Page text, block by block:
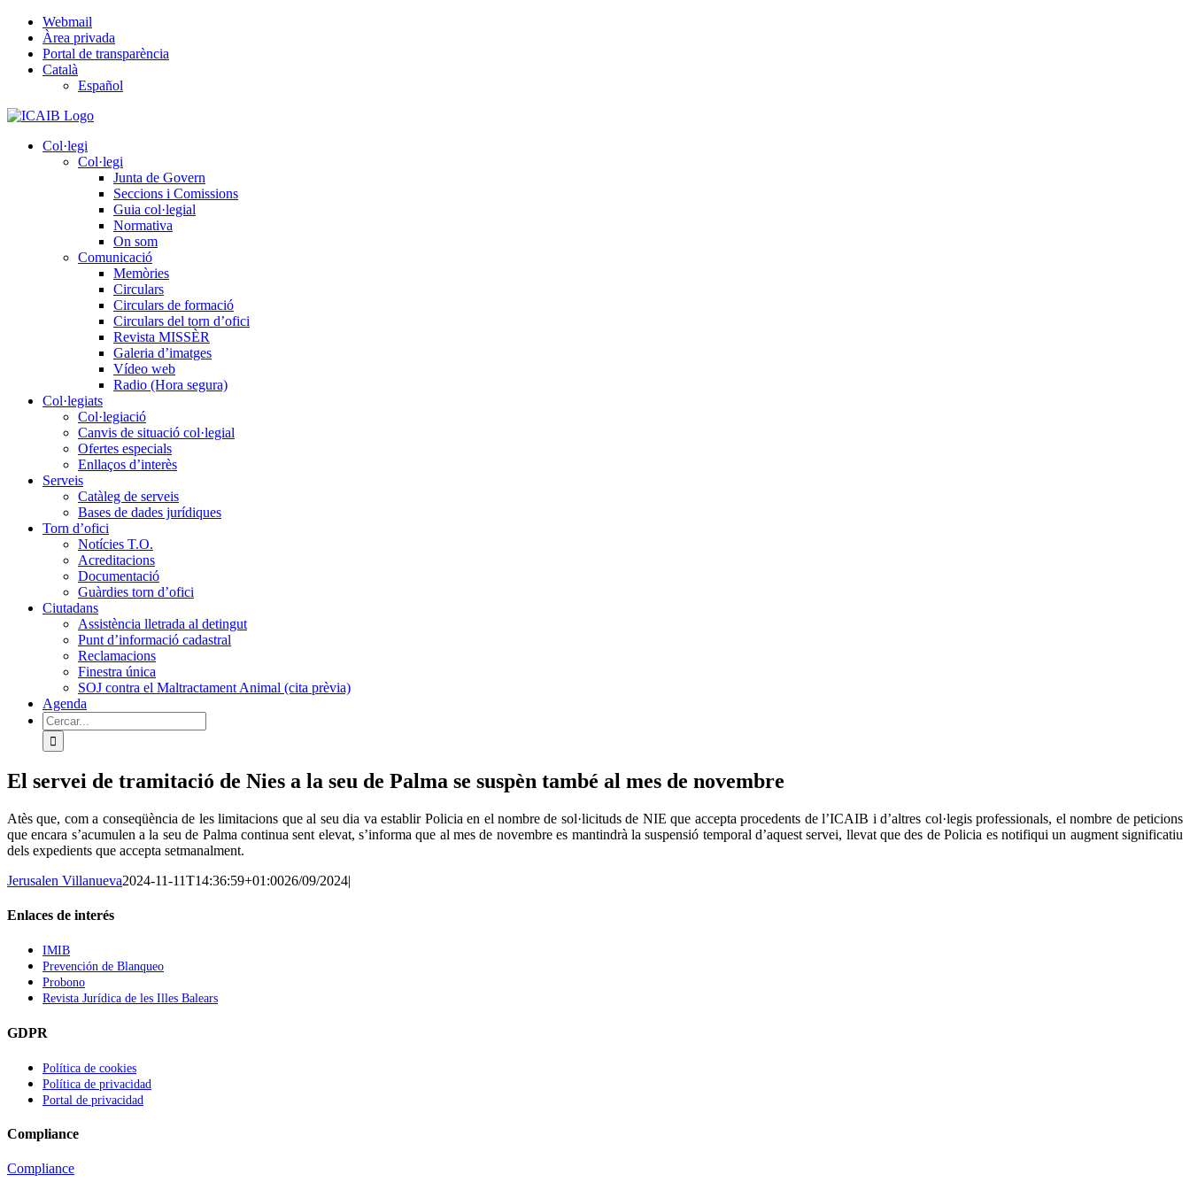
Skip
content
Webmail
Àrea privada
Portal de transparència
Català
Español
Col·legi
Col·legi
Junta de Govern
Seccions i Comissions
Guia col·legial
Normativa
On som
Comunicació
Memòries
Circulars
Circulars de formació
Circulars del torn d’ofici
Revista MISSÈR
Galeria d’imatges
Vídeo web
Radio (Hora segura)
Col·legiats
Col·legiació
Canvis de situació col·legial
Ofertes especials
Enllaços d’interès
Serveis
Catàleg de serveis
Bases de dades jurídiques
Torn d’ofici
Notícies T.O.
Acreditacions
Documentació
Guàrdies torn d’ofici
Ciutadans
Assistència lletrada al detingut
Punt d’informació cadastral
Reclamacions
Finestra única
SOJ contra el Maltractament Animal (cita prèvia)
Agenda
Cerca
…
El servei de tramitació de Nies a la seu de Palma se suspèn també al mes de novembre
Atès que, com a conseqüència de les limitacions que al seu dia va establir Policia en el nombre de sol·licituds de NIE que accepta procedents de l’ICAIB i d’altres col·legis professionals, el nombre de peticions
que encara s’acumulen a la seu de Palma continua sent elevat, s’informa que al mes de novembre es mantindrà la suspensió temporal d’aquest servei, llevat que des de Policia es notifiqui un augment significatiu
dels expedients que accepta setmanalment.
Jerusalen Villanueva2024-11-11T14:36:59+01:0026/09/2024|
Enlaces de interés
IMIB
Prevención de Blanqueo
Probono
Revista Jurídica de les Illes Balears
GDPR
Política de cookies
Política de privacidad
Portal de privacidad
Compliance
Compliance